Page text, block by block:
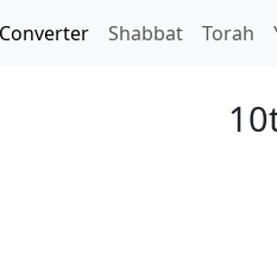
Shabbat Torah